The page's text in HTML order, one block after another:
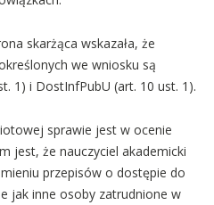
skarżąca wskazała, że
we wniosku są
1) i DostInfPubU (art. 10 ust. 1).
sprawie jest w ocenie
jest, że nauczyciel akademicki
przepisów o dostępie do
jak inne osoby zatrudnione w